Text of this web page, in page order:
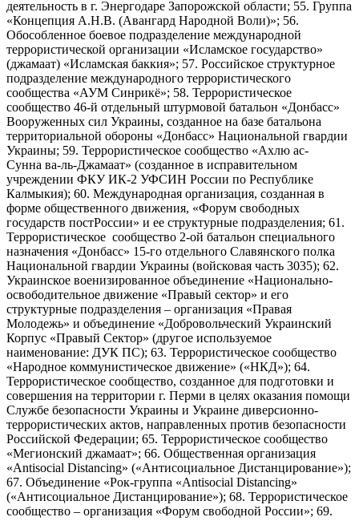
деятельность в г. Энергодаре Запорожской области; 55. Группа
«Концепция А.Н.В. (Авангард Народной Воли)»; 56.
Обособленное боевое подразделение международной
террористической организации «Исламское государство»
(джамаат) «Исламская баккия»; 57. Российское структурное
подразделение международного террористического
сообщества «АУМ Синрикё»; 58. Террористическое
сообщество 46-й отдельный штурмовой батальон «Донбасс»
Вооруженных сил Украины, созданное на базе батальона
территориальной обороны «Донбасс» Национальной гвардии
Украины; 59. Террористическое сообщество «Ахлю ас-
Сунна ва-ль-Джамаат» (созданное в исправительном
учреждении ФКУ ИК-2 УФСИН России по Республике
Калмыкия); 60. Международная организация, созданная в
форме общественного движения, «Форум свободных
государств постРоссии» и ее структурные подразделения; 61.
Террористическое сообщество 2-ой батальон специального
назначения «Донбасс» 15-го отдельного Славянского полка
Национальной гвардии Украины (войсковая часть 3035); 62.
Украинское военизированное объединение «Национально-
освободительное движение «Правый сектор» и его
структурные подразделения – организация «Правая
Молодежь» и объединение «Добровольческий Украинский
Корпус «Правый Сектор» (другое используемое
наименование: ДУК ПС); 63. Террористическое сообщество
«Народное коммунистическое движение» («НКД»); 64.
Террористическое сообщество, созданное для подготовки и
совершения на территории г. Перми в целях оказания помощи
Службе безопасности Украины и Украине диверсионно-
террористических актов, направленных против безопасности
Российской Федерации; 65. Террористическое сообщество
«Мегионский джамаат»; 66. Общественная организация
«Antisocial Distancing» («Антисоциальное Дистанцирование»);
67. Объединение «Рок-группа «Antisocial Distancing»
(«Антисоциальное Дистанцирование»); 68. Террористическое
сообщество – организация «Форум свободной России»; 69.